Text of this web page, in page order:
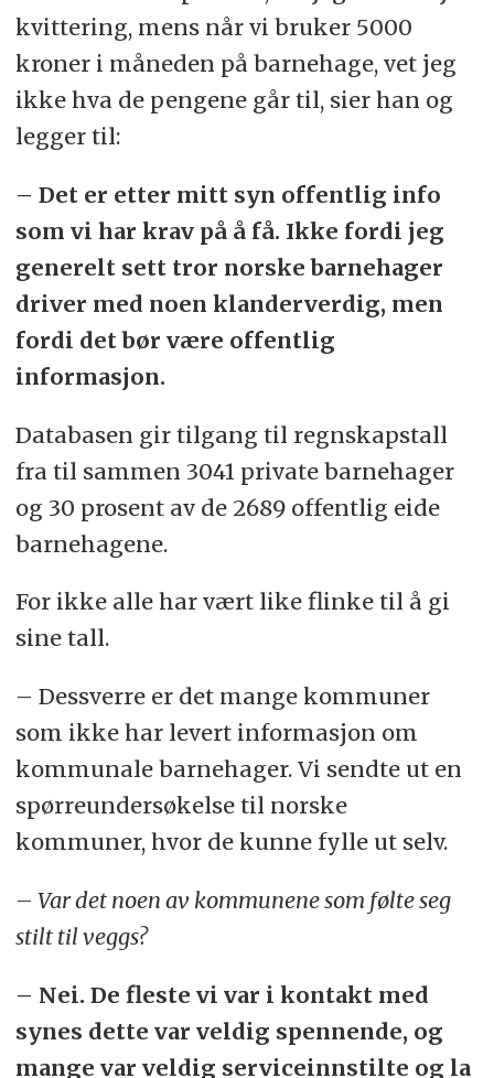
kvittering, mens når vi bruker 5000
kroner i måneden på barnehage, vet jeg
ikke hva de pengene går til, sier han og
legger til:
– Det er etter mitt syn offentlig info
som vi har krav på å få. Ikke fordi jeg
generelt sett tror norske barnehager
driver med noen klanderverdig, men
fordi det bør være offentlig
informasjon.
Databasen gir tilgang til regnskapstall
fra til sammen 3041 private barnehager
og 30 prosent av de 2689 offentlig eide
barnehagene.
For ikke alle har vært like flinke til å gi
sine tall.
– Dessverre er det mange kommuner
som ikke har levert informasjon om
kommunale barnehager. Vi sendte ut en
spørreundersøkelse til norske
kommuner, hvor de kunne fylle ut selv.
– Var det noen av kommunene som følte seg
stilt til veggs?
– Nei. De fleste vi var i kontakt med
synes dette var veldig spennende, og
mange var veldig serviceinnstilte og la